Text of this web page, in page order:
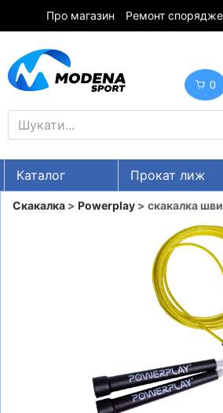
Про магазин Ремонт
0
Каталог Прокат лиж
UA RU EN
ШОЛОМИ, ЗАХИСТ, ОКУЛЯРИ
Скакалка > Powerplay > скакалка